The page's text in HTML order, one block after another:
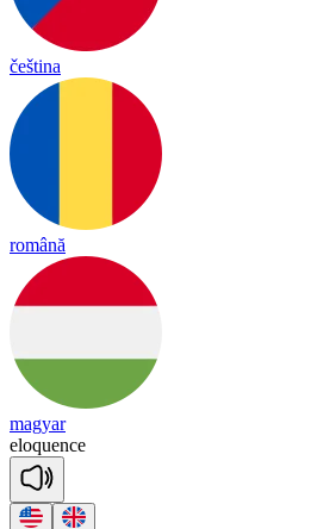
čeština
română
magyar
eloquence